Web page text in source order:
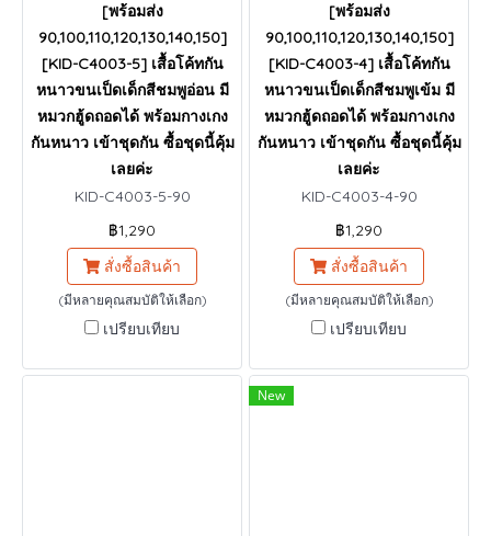
[พร้อมส่ง
90,100,110,120,130,140,150]
[KID-C4003-5] เสื้อโค้ทกัน
หนาวขนเป็ดเด็กสีชมพูอ่อน มี
หมวกฮู้ดถอดได้ พร้อมกางเกง
กันหนาว เข้าชุดกัน ซื้อชุดนี้คุ้ม
เลยค่ะ
KID-C4003-5-90
฿1,290
สั่งซื้อสินค้า
(มีหลายคุณสมบัติให้เลือก)
เปรียบเทียบ
[พร้อมส่ง
90,100,110,120,130,140,150]
[KID-C4003-4] เสื้อโค้ทกัน
หนาวขนเป็ดเด็กสีชมพูเข้ม มี
หมวกฮู้ดถอดได้ พร้อมกางเกง
กันหนาว เข้าชุดกัน ซื้อชุดนี้คุ้ม
เลยค่ะ
KID-C4003-4-90
฿1,290
สั่งซื้อสินค้า
(มีหลายคุณสมบัติให้เลือก)
เปรียบเทียบ
New